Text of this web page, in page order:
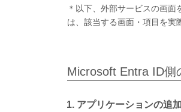
＊以下、外部サービスの画
は、該当する画面・項目を実
Microsoft Entra ID側
1. アプリケーションの追加